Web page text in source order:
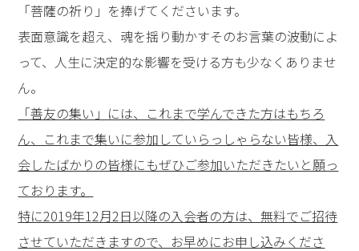
「菩薩の祈り」を捧げてくださいます。
表面意識を超え、魂を揺り動かすそのお言葉の波動によ
って、人生に決定的な影響を受ける方も少なくありませ
ん。
「善友の集い」には、これまで学んできた方はもちろ
ん、これまで集いに参加していらっしゃらない皆様、入
会したばかりの皆様にもぜひご参加いただきたいと願っ
ております。
特に2019年12月2日以降の入会者の方は、無料でご招待
させていただきますので、お早めにお申し込みくださ